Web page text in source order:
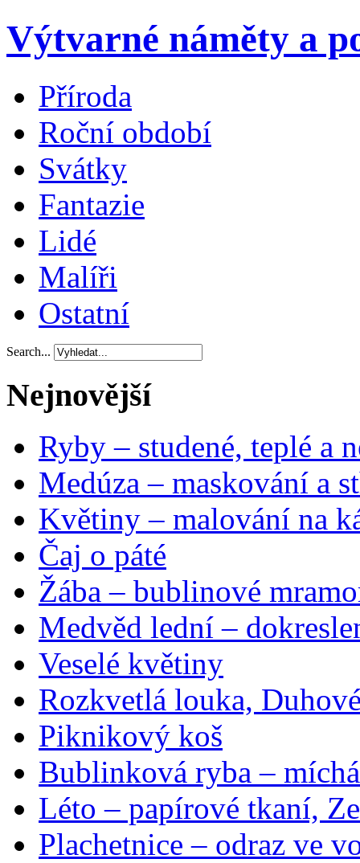
Výtvarné náměty a
Příroda
Roční období
Svátky
Fantazie
Lidé
Malíři
Ostatní
Search...
Nejnovější
Ryby – studené, teplé a
Medúza – maskování a
Květiny – malování na
Čaj o páté
Žába – bublinové
Medvěd lední –
Veselé květiny
Rozkvetlá louka,
Piknikový koš
Bublinková ryba –
Léto – papírové tkaní,
Plachetnice – odraz ve